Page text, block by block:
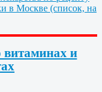
в Москве (список, на
и